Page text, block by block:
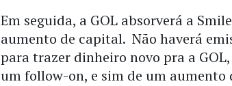
Em seguida, a GOL absorverá a
aumento de capital. Não haverá
para trazer dinheiro novo pra a
um follow-on, e sim de um aumento